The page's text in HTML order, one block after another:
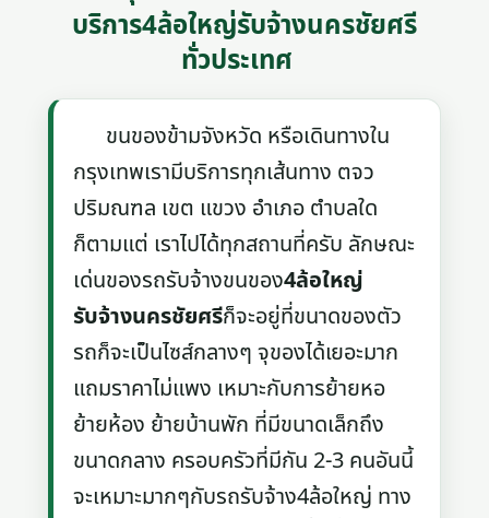
บริการ4ล้อใหญ่รับจ้างนครชัยศรี
ทั่วประเทศ
ขนของข้ามจังหวัด หรือเดินทางใน
กรุงเทพเรามีบริการทุกเส้นทาง ตจว
ปริมณฑล เขต แขวง อำเภอ ตำบลใด
ก็ตามแต่ เราไปได้ทุกสถานที่ครับ ลักษณะ
เด่นของรถรับจ้างขนของ4ล้อใหญ่
รับจ้างนครชัยศรีก็จะอยู่ที่ขนาดของตัว
รถก็จะเป็นไซส์กลางๆ จุของได้เยอะมาก
แถมราคาไม่แพง เหมาะกับการย้ายหอ
ย้ายห้อง ย้ายบ้านพัก ที่มีขนาดเล็กถึง
ขนาดกลาง ครอบครัวที่มีกัน 2-3 คนอันนี้
จะเหมาะมากๆกับรถรับจ้าง4ล้อใหญ่ ทาง